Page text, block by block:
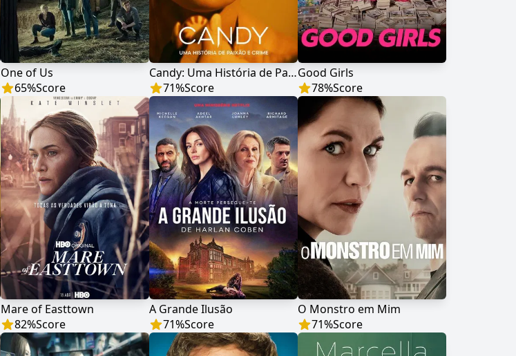
One of Us
65%Score
Candy: Uma História de Paixão e Crime
71%Score
Good Girls
78%Score
Mare of Easttown
82%Score
A Grande Ilusão
71%Score
O Monstro em Mim
71%Score